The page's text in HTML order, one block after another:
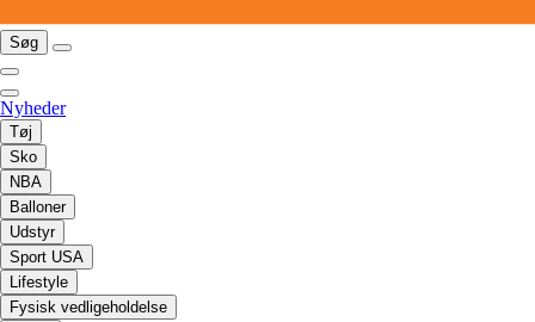
Søg
Nyheder
Tøj
Sko
NBA
Balloner
Udstyr
Sport USA
Lifestyle
Fysisk vedligeholdelse